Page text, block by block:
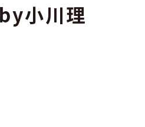
小川理